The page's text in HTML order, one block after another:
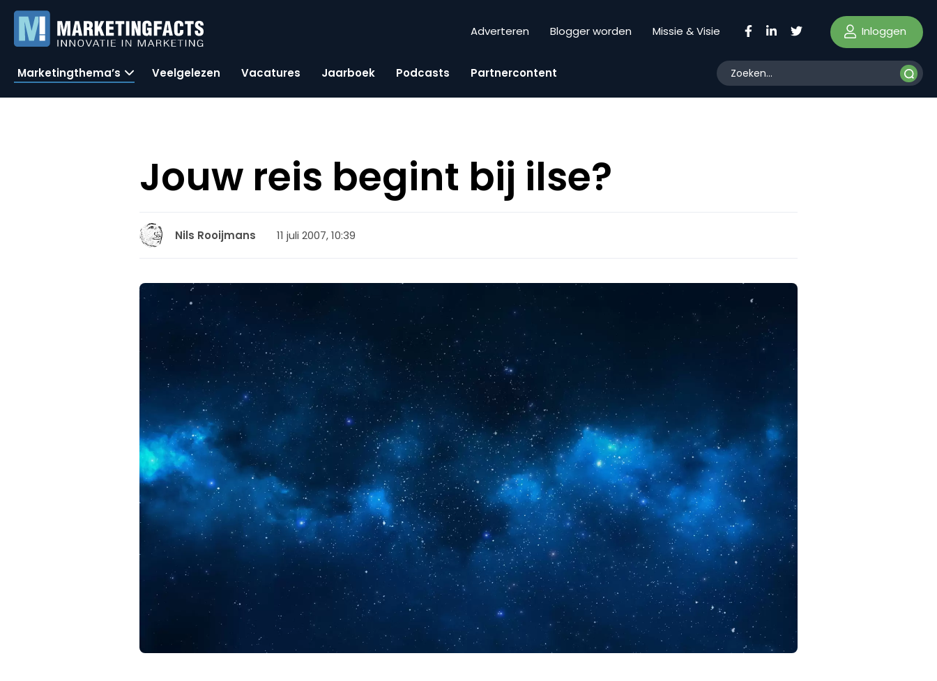
Adverteren Blogger worden Missie & Visie Inloggen
Marketingthema’s Veelgelezen Vacatures Jaarboek Podcasts Partnercontent
Jouw reis begint bij ilse?
Nils Rooijmans 11 juli 2007, 10:39